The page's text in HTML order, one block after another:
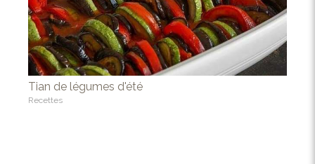
Tian de légumes d'été
Recettes